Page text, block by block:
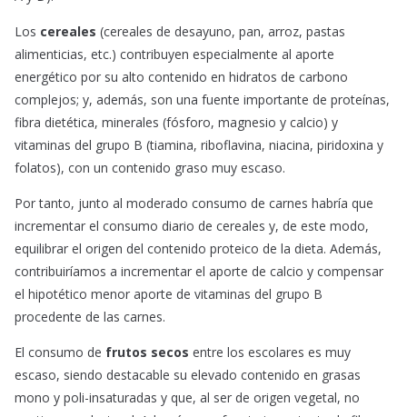
Los cereales (cereales de desayuno, pan, arroz, pastas
alimenticias, etc.) contribuyen especialmente al aporte
energético por su alto contenido en hidratos de carbono
complejos; y, además, son una fuente importante de proteínas,
fibra dietética, minerales (fósforo, magnesio y calcio) y
vitaminas del grupo B (tiamina, riboflavina, niacina, piridoxina y
folatos), con un contenido graso muy escaso.
Por tanto, junto al moderado consumo de carnes habría que
incrementar el consumo diario de cereales y, de este modo,
equilibrar el origen del contenido proteico de la dieta. Además,
contribuiríamos a incrementar el aporte de calcio y compensar
el hipotético menor aporte de vitaminas del grupo B
procedente de las carnes.
El consumo de frutos secos entre los escolares es muy
escaso, siendo destacable su elevado contenido en grasas
mono y poli-insaturadas y que, al ser de origen vegetal, no